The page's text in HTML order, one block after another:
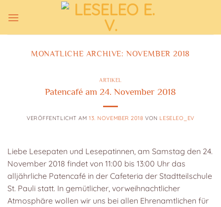
Inhalt
MONATLICHE ARCHIVE: NOVEMBER 2018
ARTIKEL
Patencafé am 24. November 2018
VERÖFFENTLICHT AM13. NOVEMBER 2018 VON LESELEO_EV
Liebe Lesepaten und Lesepatinnen, am Samstag den 24.
November 2018 findet von 11:00 bis 13:00 Uhr das
alljährliche Patencafé in der Cafeteria der Stadtteilschule
St. Pauli statt. In gemütlicher, vorweihnachtlicher
Atmosphäre wollen wir uns bei allen Ehrenamtlichen für